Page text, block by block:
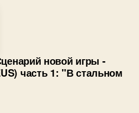
новой игры -
часть 1: "В стальном